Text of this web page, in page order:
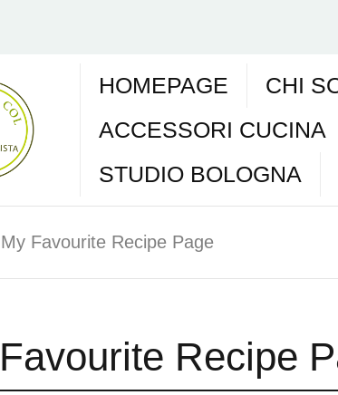
HOMEPAGE CHI
ACCESSORI CUCINA
STUDIO BOLOGNA
My Favourite Recipe Page
Recipe